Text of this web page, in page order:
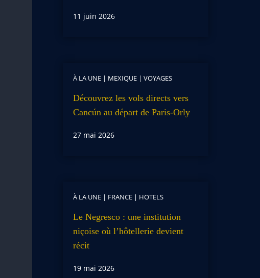
11 juin 2026
À LA UNE| MEXIQUE| VOYAGES
Découvrez les vols directs vers
Cancún au départ de Paris-Orly
27 mai 2026
À LA UNE| FRANCE| HOTELS
Le Negresco : une institution
niçoise où l’hôtellerie devient
récit
19 mai 2026